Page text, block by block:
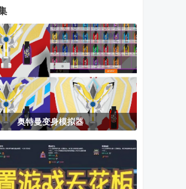
Rubylands岛
屿王国内购版
中文版
坚守阵地2手
游
火
贝
之
魔法森林大作
战
拳皇Wing EX
v1.02前瞻版
记
雷霆大战最新
我的世界原神
奥特曼变身模拟器